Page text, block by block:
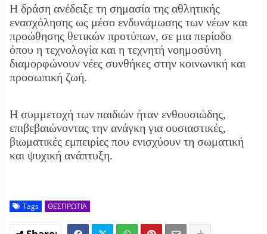
Η δράση ανέδειξε τη σημασία της αθλητικής
ενασχόλησης ως μέσο ενδυνάμωσης των νέων και
προώθησης θετικών προτύπων, σε μια περίοδο
όπου η τεχνολογία και η τεχνητή νοημοσύνη
διαμορφώνουν νέες συνθήκες στην κοινωνική και
προσωπική ζωή.
Η συμμετοχή των παιδιών ήταν ενθουσιώδης,
επιβεβαιώνοντας την ανάγκη για ουσιαστικές,
βιωματικές εμπειρίες που ενισχύουν τη σωματική
και ψυχική ανάπτυξη.
Tags ΘΕΣΠΡΩΤΙΑ